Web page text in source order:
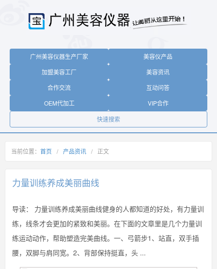
广州美容仪器生产厂家
美容仪产品
加盟美容工厂
美容资讯
合作交流
互动问答
OEM代加工
VIP合作
快速搜索
当前位置： 首页 / 产品资讯 / 正文
力量训练养成美丽曲线
导读：
力量训练养成美丽曲线健身的人都知道的好处，有力量训
练，线条才会更加的紧致和美丽。在下面的文章里是几个力量训
练运动动作，帮助塑造完美曲线。一、弓箭步1、站直，双手插
腰，双脚与肩同宽。2、背部保持挺直，头 ...